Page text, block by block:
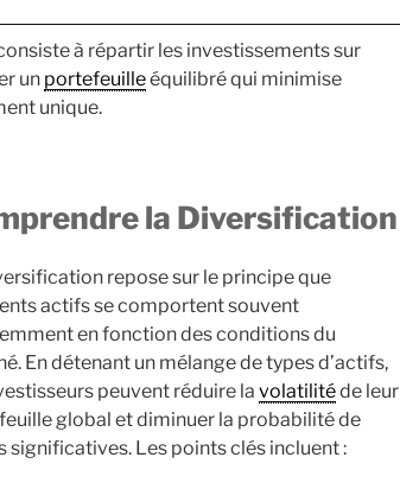
à répartir les investissements sur
un portefeuilleéquilibré qui minimise
unique.
la Diversification
repose sur le principe que
actifs se comportent souvent
en fonction des conditions du
En détenant un mélange de types d’actifs,
peuvent réduire lavolatilitéde leur
global et diminuer la probabilité de
significatives. Les points clés incluent :